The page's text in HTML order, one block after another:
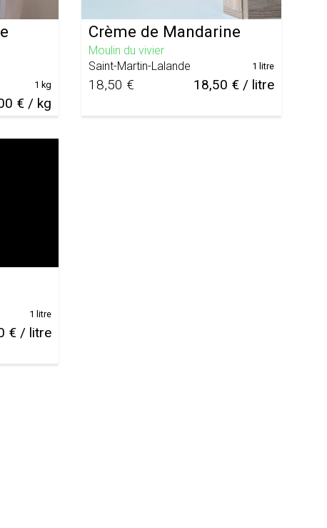
€ / kg
1 kg
Crème de Mandarine
Moulin du vivier
Saint-Martin-Lalande
18,50 € 18,50 € / litre
1 litre
€ / litre
1 litre